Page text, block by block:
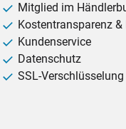
Mitglied im
Kostentransparenz
Kundenservice
Datenschutz
SSL-Verschlüsselung